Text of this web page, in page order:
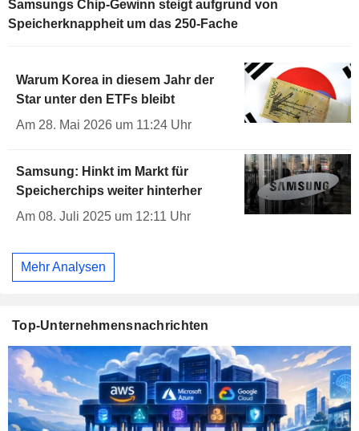
Samsungs Chip-Gewinn steigt aufgrund von
Speicherknappheit um das 250-Fache
Warum Korea in diesem Jahr der
Star unter den ETFs bleibt
Am 28. Mai 2026 um 11:24 Uhr
Samsung: Hinkt im Markt für
Speicherchips weiter hinterher
Am 08. Juli 2025 um 12:11 Uhr
Mehr Analysen
Top-Unternehmensnachrichten